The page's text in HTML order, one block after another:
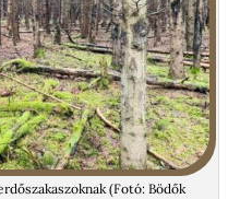
(Fotó: Bödők